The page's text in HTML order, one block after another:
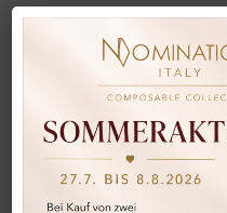
Unsere Auswahl
Marken hinaus:
In unserem Geschäft
zahlreiche weitere
verschiedenster